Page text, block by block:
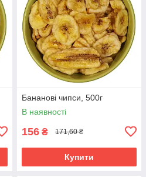
Бананові чипси, 500г
В наявності
156 ₴ 171,60 ₴
Купити